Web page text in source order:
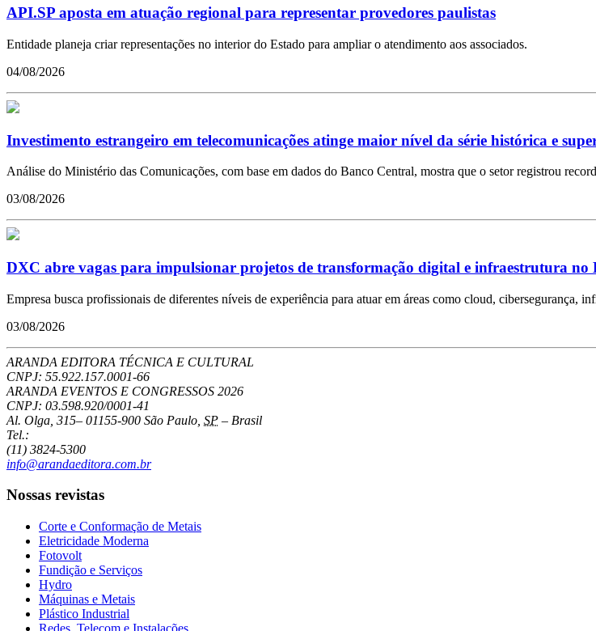
API.SP aposta em atuação regional para representar provedores paulistas
Entidade planeja criar representações no interior do Estado para ampliar o atendimento aos associados.
04/08/2026
Investimento estrangeiro em telecomunicações atinge maior nível da série histórica e
Análise do Ministério das Comunicações, com base em dados do Banco Central, mostra que o setor registrou
03/08/2026
DXC abre vagas para impulsionar projetos de transformação digital e infraestrutura no
Empresa busca profissionais de diferentes níveis de experiência para atuar em áreas como cloud, cibersegurança,
03/08/2026
ARANDA EDITORA TÉCNICA E CULTURAL
CNPJ: 55.922.157.0001-66
ARANDA EVENTOS E CONGRESSOS 2026
CNPJ: 03.598.920/0001-41
Al. Olga, 315– 01155-900 São Paulo SP – Brasil
Tel.:
(11) 3824-5300
info@arandaeditora.com.br
Nossas revistas
Corte e Conformação de Metais
Eletricidade Moderna
Fotovolt
Fundição e Serviços
Hydro
Máquinas e Metais
Plástico Industrial